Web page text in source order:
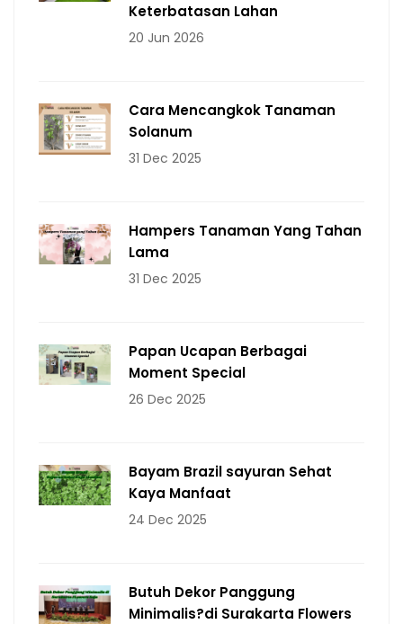
Keterbatasan Lahan
20 Jun 2026
Cara Mencangkok Tanaman
Solanum
31 Dec 2025
Hampers Tanaman Yang Tahan
Lama
31 Dec 2025
Papan Ucapan Berbagai
Moment Special
26 Dec 2025
Bayam Brazil sayuran Sehat
Kaya Manfaat
24 Dec 2025
Butuh Dekor Panggung
Minimalis?di Surakarta Flowers